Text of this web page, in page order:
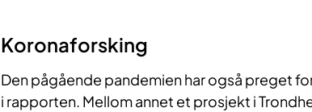
Koronaforsking
Den pågående pandemien har også preget
i rapporten. Mellom annet et prosjekt i